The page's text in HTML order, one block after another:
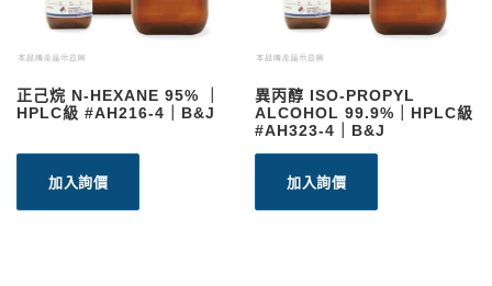
正己烷 N-HEXANE 95% ｜
HPLC級 #AH216-4｜B&J
加入詢價
異丙醇 ISO-PROPYL
ALCOHOL 99.9%｜HPLC級
#AH323-4｜B&J
加入詢價